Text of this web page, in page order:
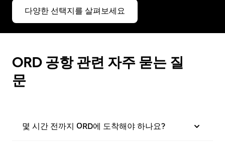
다양한 선택지를 살펴보세요
ORD 공항 관련 자주 묻는 질
문
몇 시간 전까지 ORD에 도착해야 하나요?